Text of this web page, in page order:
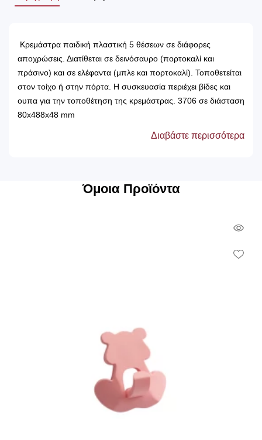
μια ιδιαίτερη άποψη διακόσμησης στο χώρο.
Κρεμάστρα παιδική πλαστική 5 θέσεων σε διάφορες
αποχρώσεις. Διατίθεται σε δεινόσαυρο (πορτοκαλί και
πράσινο) και σε ελέφαντα (μπλε και πορτοκαλί). Τοποθετείται
στον τοίχο ή στην πόρτα. Η συσκευασία περιέχει βίδες και
ουπα για την τοποθέτηση της κρεμάστρας. 3706 σε διάσταση
80x488x48 mm
Διαβάστε περισσότερα
Όμοια Προϊόντα